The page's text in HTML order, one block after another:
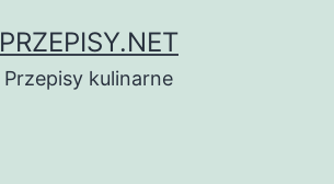
PRZEPISY.NET
Przepisy kulinarne